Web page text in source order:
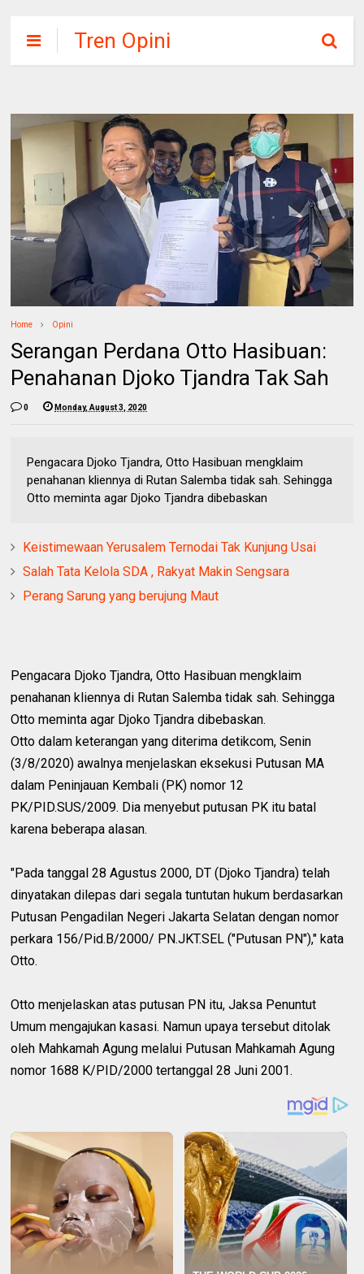
Tren Opini
Home Opini
Serangan Perdana Otto Hasibuan:
Penahanan Djoko Tjandra Tak Sah
0 Monday, August 3, 2020
Pengacara Djoko Tjandra, Otto Hasibuan mengklaim
penahanan kliennya di Rutan Salemba tidak sah. Sehingga
Otto meminta agar Djoko Tjandra dibebaskan
Keistimewaan Yerusalem Ternodai Tak Kunjung Usai
Salah Tata Kelola SDA , Rakyat Makin Sengsara
Perang Sarung yang berujung Maut
Pengacara Djoko Tjandra, Otto Hasibuan mengklaim
penahanan kliennya di Rutan Salemba tidak sah. Sehingga
Otto meminta agar Djoko Tjandra dibebaskan.
Otto dalam keterangan yang diterima detikcom, Senin
(3/8/2020) awalnya menjelaskan eksekusi Putusan MA
dalam Peninjauan Kembali (PK) nomor 12
PK/PID.SUS/2009. Dia menyebut putusan PK itu batal
karena beberapa alasan.
"Pada tanggal 28 Agustus 2000, DT (Djoko Tjandra) telah
dinyatakan dilepas dari segala tuntutan hukum berdasarkan
Putusan Pengadilan Negeri Jakarta Selatan dengan nomor
perkara 156/Pid.B/2000/ PN.JKT.SEL ("Putusan PN")," kata
Otto.
Otto menjelaskan atas putusan PN itu, Jaksa Penuntut
Umum mengajukan kasasi. Namun upaya tersebut ditolak
oleh Mahkamah Agung melalui Putusan Mahkamah Agung
nomor 1688 K/PID/2000 tertanggal 28 Juni 2001.